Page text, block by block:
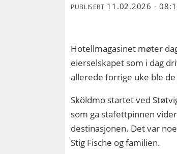
PUBLISERT 11.02.2026 -
Hotellmagasinet møter
eierselskapet som i dag
allerede forrige uke ble
Sköldmo startet ved
som ga stafettpinnen
destinasjonen. Det var
Stig Fische og familien.